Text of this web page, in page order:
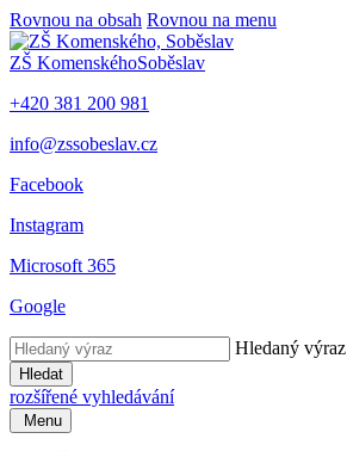
Rovnou na obsah Rovnou na menu
ZŠ KomenskéhoSoběslav
+420 381 200 981
info@zssobeslav.cz
Facebook
Instagram
Microsoft 365
Google
Hledaný výraz
Hledat
rozšířené vyhledávání
Menu